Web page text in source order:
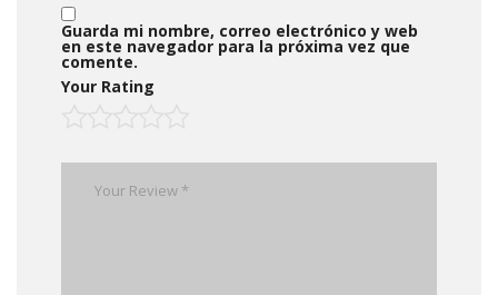
Guarda mi nombre, correo electrónico y web
en este navegador para la próxima vez que
comente.
Your Rating